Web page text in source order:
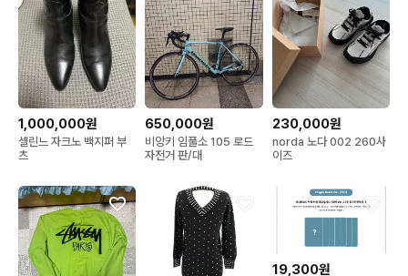
1,000,000원
셀린느 자크노 백지퍼 부
츠
650,000원
비앙키 임풀소 105 로드
자전거 판/대
230,000원
norda 노다 002 260사
이즈
19,300원